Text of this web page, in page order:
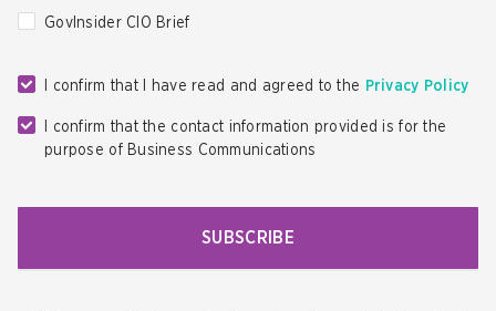
GovInsider CIO Brief
I confirm that I have read and agreed to the Privacy Policy
I confirm that the contact information provided is for the
purpose of Business Communications
SUBSCRIBE